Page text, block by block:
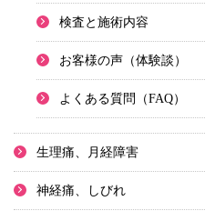
検査と施術内容
お客様の声（体験談）
よくある質問（FAQ）
生理痛、月経障害
神経痛、しびれ